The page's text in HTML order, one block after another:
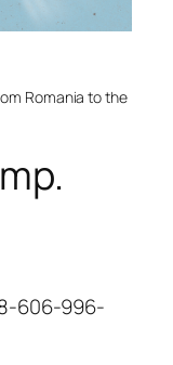
Romania to the
606-996-